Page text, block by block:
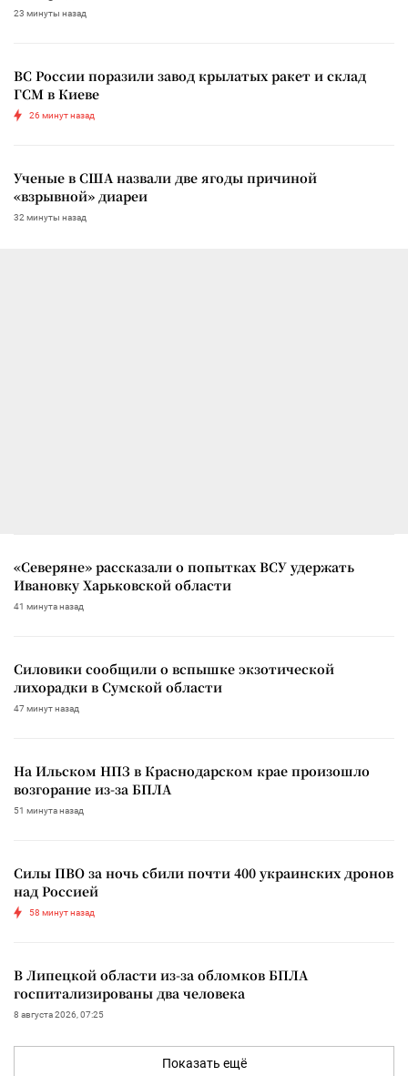
23 минуты назад
ВС России поразили завод крылатых ракет и склад
ГСМ в Киеве
26 минут назад
Ученые в США назвали две ягоды причиной
«взрывной» диареи
32 минуты назад
«Северяне» рассказали о попытках ВСУ удержать
Ивановку Харьковской области
41 минута назад
Силовики сообщили о вспышке экзотической
лихорадки в Сумской области
47 минут назад
На Ильском НПЗ в Краснодарском крае произошло
возгорание из-за БПЛА
51 минута назад
Силы ПВО за ночь сбили почти 400 украинских дронов
над Россией
58 минут назад
В Липецкой области из-за обломков БПЛА
госпитализированы два человека
8 августа 2026, 07:25
Показать ещё